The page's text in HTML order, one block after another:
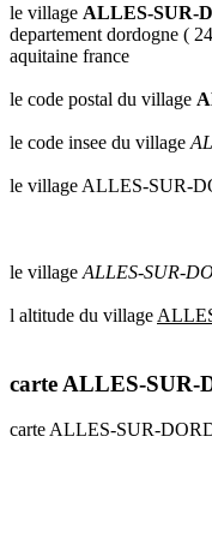
le village ALLES-SUR-
departement dordogne (
aquitaine france
le code postal du village
le code insee du village
le village ALLES-SUR-
le village ALLES-SUR-
l altitude du village
carte ALLES-SUR-
carte ALLES-SUR-